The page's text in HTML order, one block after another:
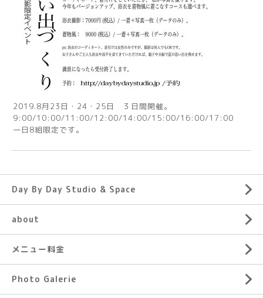
2019.8月23日・24・25日 ３日間開催。
9:00/10:00/11:00/12:00/14:00/15:00/16:00/17:00
一日8組限定です。
Day By Day Studio & Space
about
メニュー料金
Photo Galerie